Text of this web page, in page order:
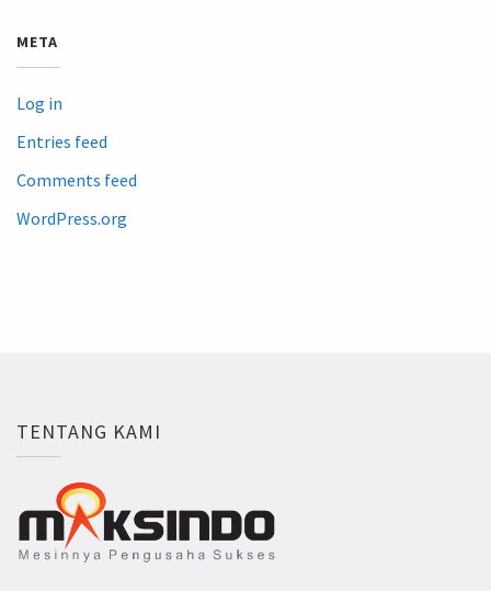
META
Log in
Entries feed
Comments feed
WordPress.org
TENTANG KAMI